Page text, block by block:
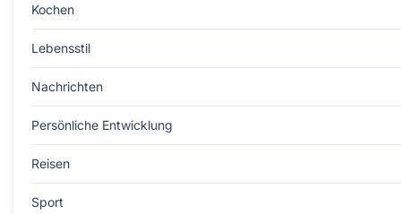
Kochen
Lebensstil
Nachrichten
Persönliche Entwicklung
Reisen
Sport